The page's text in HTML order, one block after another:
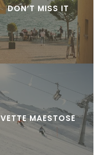
DON’T MISS IT
VETTE MAESTOSE